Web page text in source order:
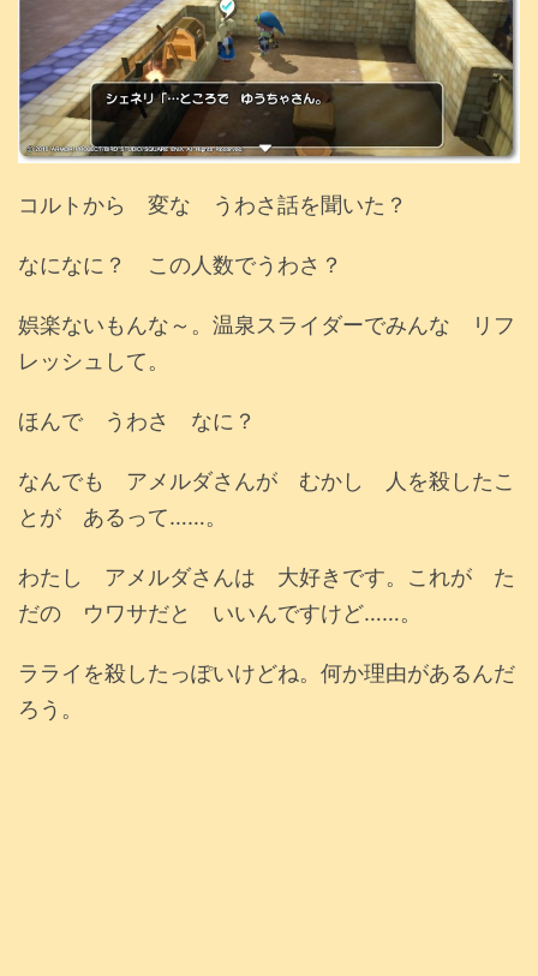
コルトから 変な うわさ話を聞いた？
なになに？ この人数でうわさ？
娯楽ないもんな～。温泉スライダーでみんな リフ
レッシュして。
ほんで うわさ なに？
なんでも アメルダさんが むかし 人を殺したこ
とが あるって……。
わたし アメルダさんは 大好きです。これが た
だの ウワサだと いいんですけど……。
ラライを殺したっぽいけどね。何か理由があるんだ
ろう。